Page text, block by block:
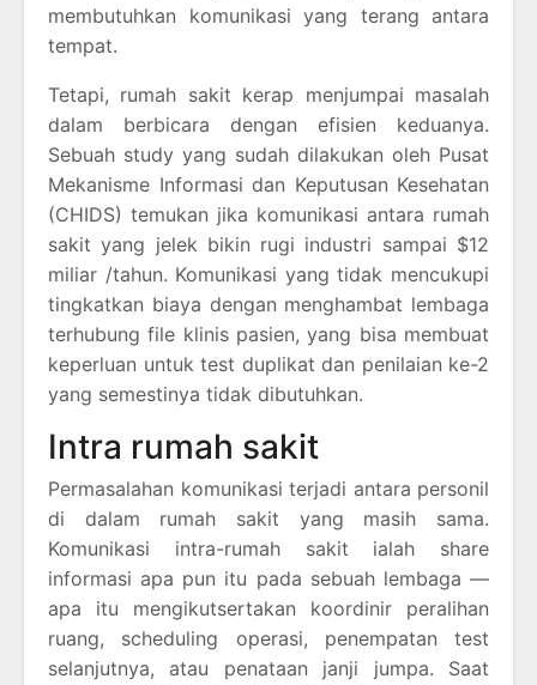
membutuhkan komunikasi yang terang antara
tempat.
Tetapi, rumah sakit kerap menjumpai masalah
dalam berbicara dengan efisien keduanya.
Sebuah study yang sudah dilakukan oleh Pusat
Mekanisme Informasi dan Keputusan Kesehatan
(CHIDS) temukan jika komunikasi antara rumah
sakit yang jelek bikin rugi industri sampai $12
miliar /tahun. Komunikasi yang tidak mencukupi
tingkatkan biaya dengan menghambat lembaga
terhubung file klinis pasien, yang bisa membuat
keperluan untuk test duplikat dan penilaian ke-2
yang semestinya tidak dibutuhkan.
Intra rumah sakit
Permasalahan komunikasi terjadi antara personil
di dalam rumah sakit yang masih sama.
Komunikasi intra-rumah sakit ialah share
informasi apa pun itu pada sebuah lembaga —
apa itu mengikutsertakan koordinir peralihan
ruang, scheduling operasi, penempatan test
selanjutnya, atau penataan janji jumpa. Saat